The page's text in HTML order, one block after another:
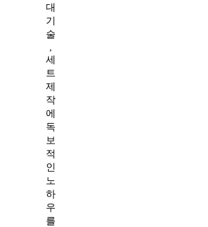
대
기
술
세
트
제
작
에
독
보
적
인
노
하
우
를